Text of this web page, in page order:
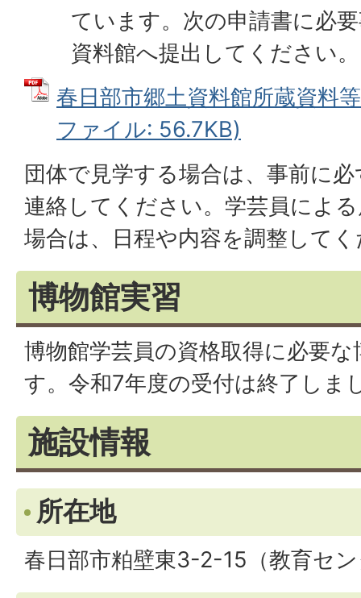
ています。次の申請書に必
資料館へ提出してください。
春日部市郷土資料館所蔵資料
ファイル: 56.7KB)
団体で見学する場合は、事前に
連絡してください。学芸員によ
場合は、日程や内容を調整して
博物館実習
博物館学芸員の資格取得に必要
す。令和7年度の受付は終了しま
施設情報
所在地
春日部市粕壁東3-2-15（教育セ